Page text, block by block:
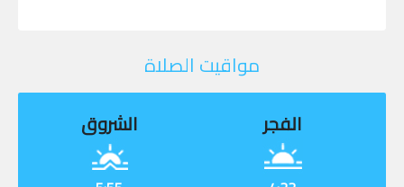
مواقيت الصلاة
الفجر الشروق